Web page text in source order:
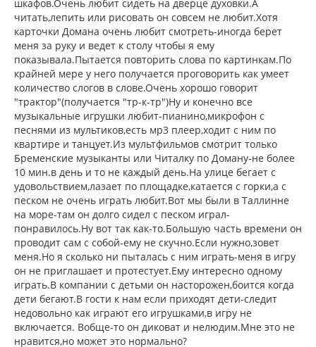
шкафов.Очень любит сидеть на дверце духовки.А
читать,лепить или рисовать он совсем не любит.Хотя
карточки Домана очень любит смотреть-иногда берет
меня за руку и ведет к столу чтобы я ему
показывала.Пытается повторить слова по картинкам.По
крайней мере у него получается проговорить как умеет
количество слогов в слове.Очень хорошо говорит
"трактор"(получается "тр-к-тр")Ну и конечно все
музыкальные игрушки любит-пианино,микрофон с
песнями из мультиков,есть мр3 плеер,ходит с ним по
квартире и танцует.Из мультфильмов смотрит только
Бременские музыканты или Читалку по Доману-не более
10 мин.в день и то не каждый день.На улице бегает с
удовольствием,лазает по площадке,катается с горки,а с
песком не очень играть любит.Вот мы были в Таллинне
на море-там он долго сидел с песком играл-
понравилось.Ну вот так как-то.Большую часть времени он
проводит сам с собой-ему не скучно.Если нужно,зовет
меня.Но я сколько ни пыталась с ним играть-меня в игру
он не приглашает и протестует.Ему интересно одному
играть.В компании с детьми он насторожен,боится когда
дети бегают.В гости к нам если приходят дети-следит
недовольно как играют его игрушками,в игру не
включается. Вобще-то он диковат и нелюдим.Мне это не
нравится,но может это нормально?